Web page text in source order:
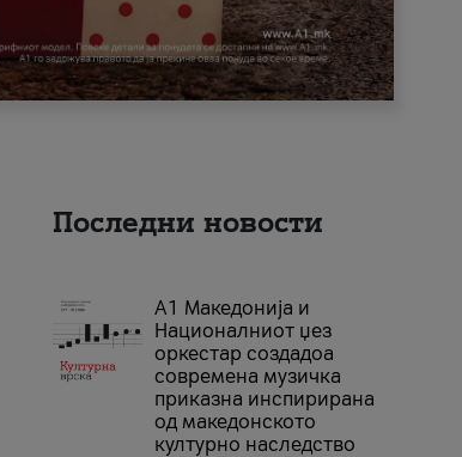
Последни новости
А1 Македонија и
Националниот џез
оркестар создадоа
современа музичка
приказна инспирирана
од македонското
културно наследство